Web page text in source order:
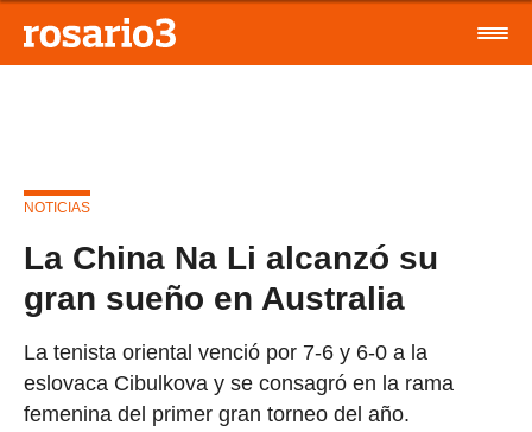
NOTICIAS
La China Na Li alcanzó su
gran sueño en Australia
La tenista oriental venció por 7-6 y 6-0 a la
eslovaca Cibulkova y se consagró en la rama
femenina del primer gran torneo del año.